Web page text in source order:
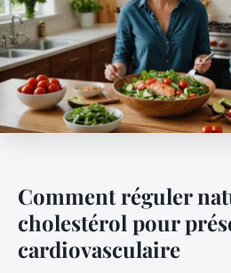
Comment réguler
cholestérol pour
cardiovasculaire